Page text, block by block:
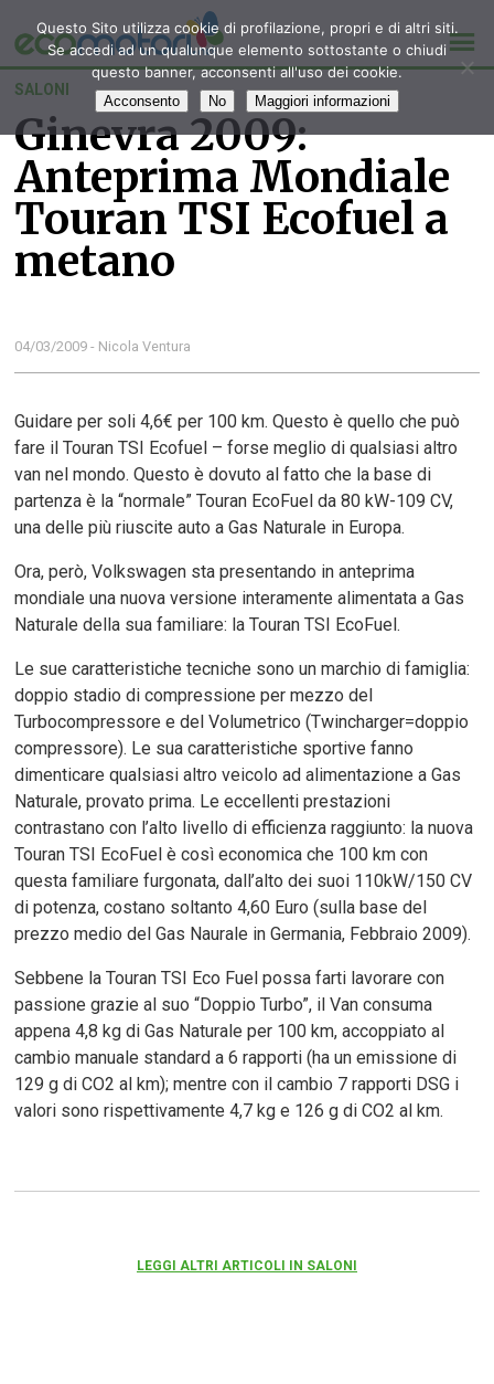
SALONI
Ginevra 2009:
Anteprima Mondiale
Touran TSI Ecofuel a
metano
04/03/2009 - Nicola Ventura
Guidare per soli 4,6€ per 100 km. Questo è quello che può
fare il Touran TSI Ecofuel – forse meglio di qualsiasi altro
van nel mondo. Questo è dovuto al fatto che la base di
partenza è la “normale” Touran EcoFuel da 80 kW-109 CV,
una delle più riuscite auto a Gas Naturale in Europa.
Ora, però, Volkswagen sta presentando in anteprima
mondiale una nuova versione interamente alimentata a Gas
Naturale della sua familiare: la Touran TSI EcoFuel.
Le sue caratteristiche tecniche sono un marchio di famiglia:
doppio stadio di compressione per mezzo del
Turbocompressore e del Volumetrico (Twincharger=doppio
compressore). Le sua caratteristiche sportive fanno
dimenticare qualsiasi altro veicolo ad alimentazione a Gas
Naturale, provato prima. Le eccellenti prestazioni
contrastano con l’alto livello di efficienza raggiunto: la nuova
Touran TSI EcoFuel è così economica che 100 km con
questa familiare furgonata, dall’alto dei suoi 110kW/150 CV
di potenza, costano soltanto 4,60 Euro (sulla base del
prezzo medio del Gas Naurale in Germania, Febbraio 2009).
Sebbene la Touran TSI Eco Fuel possa farti lavorare con
passione grazie al suo “Doppio Turbo”, il Van consuma
appena 4,8 kg di Gas Naturale per 100 km, accoppiato al
cambio manuale standard a 6 rapporti (ha un emissione di
129 g di CO2 al km); mentre con il cambio 7 rapporti DSG i
valori sono rispettivamente 4,7 kg e 126 g di CO2 al km.
LEGGI ALTRI ARTICOLI IN SALONI
Questo Sito utilizza cookie di profilazione, propri e di altri siti.
Se accedi ad un qualunque elemento sottostante o chiudi
questo banner, acconsenti all'uso dei cookie.
Acconsento No Maggiori informazioni